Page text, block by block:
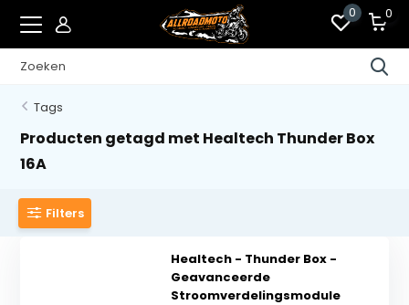
0 0
Tags
Producten getagd met Healtech Thunder Box
16A
Filters
Healtech - Thunder Box -
Geavanceerde
Stroomverdelingsmodule